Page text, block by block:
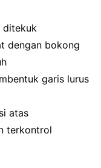
ditekuk
dengan bokong
garis lurus
atas
terkontrol